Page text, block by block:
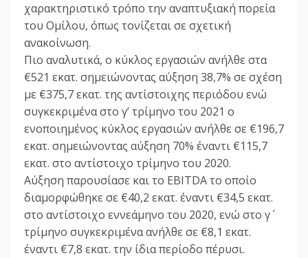
χαρακτηριστικό τρόπο την αναπτυξιακή πορεία
του Ομίλου, όπως τονίζεται σε σχετική
ανακοίνωση.
Πιο αναλυτικά, ο κύκλος εργασιών ανήλθε στα
€521 εκατ. σημειώνοντας αύξηση 38,7% σε σχέση
με €375,7 εκατ. της αντίστοιχης περιόδου ενώ
συγκεκριμένα στο γ’ τρίμηνο του 2021 ο
ενοποιημένος κύκλος εργασιών ανήλθε σε €196,7
εκατ. σημειώνοντας αύξηση 70% έναντι €115,7
εκατ. στο αντίστοιχο τρίμηνο του 2020.
Αύξηση παρουσίασε και το EBITDA το οποίο
διαμορφώθηκε σε €40,2 εκατ. έναντι €34,5 εκατ.
στο αντίστοιχο εννεάμηνο του 2020, ενώ στο γ΄
τρίμηνο συγκεκριμένα ανήλθε σε €8,1 εκατ.
έναντι €7,8 εκατ. την ίδια περίοδο πέρυσι.